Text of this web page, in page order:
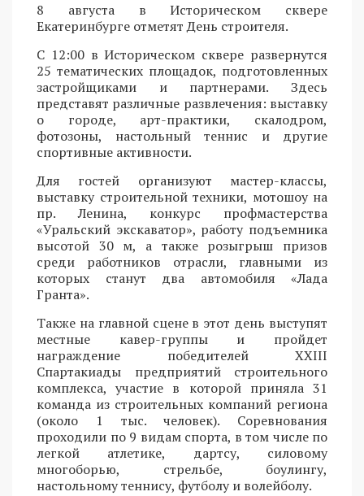
8 августа в Историческом сквере
Екатеринбурге отметят День строителя.
С 12:00 в Историческом сквере развернутся
25 тематических площадок, подготовленных
застройщиками и партнерами. Здесь
представят различные развлечения: выставку
о городе, арт-практики, скалодром,
фотозоны, настольный теннис и другие
спортивные активности.
Для гостей организуют мастер-классы,
выставку строительной техники, мотошоу на
пр. Ленина, конкурс профмастерства
«Уральский экскаватор», работу подъемника
высотой 30 м, а также розыгрыш призов
среди работников отрасли, главными из
которых станут два автомобиля «Лада
Гранта».
Также на главной сцене в этот день выступят
местные кавер-группы и пройдет
награждение победителей XXIII
Спартакиады предприятий строительного
комплекса, участие в которой приняла 31
команда из строительных компаний региона
(около 1 тыс. человек). Соревнования
проходили по 9 видам спорта, в том числе по
легкой атлетике, дартсу, силовому
многоборью, стрельбе, боулингу,
настольному теннису, футболу и волейболу.